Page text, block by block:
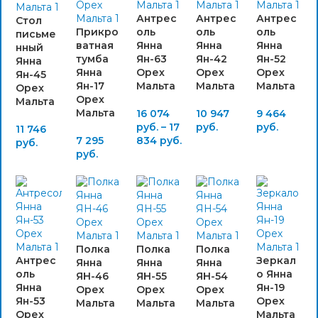
Стол
письме
нный
Янна
Ян-45
Орех
Мальта
11 746
руб.
Прикро
ватная
тумба
Янна
Ян-17
Орех
Мальта
7 295
руб.
Антрес
оль
Янна
Ян-63
Орех
Мальта
16 074
руб. – 17
834руб.
Антрес
оль
Янна
Ян-42
Орех
Мальта
10 947
руб.
Антрес
оль
Янна
Ян-52
Орех
Мальта
9 464
руб.
Антрес
оль
Янна
Ян-53
Орех
Полка
Янна
ЯН-46
Орех
Мальта
Полка
Янна
ЯН-55
Орех
Мальта
Полка
Янна
ЯН-54
Орех
Мальта
Зеркал
о Янна
Ян-19
Орех
Мальта